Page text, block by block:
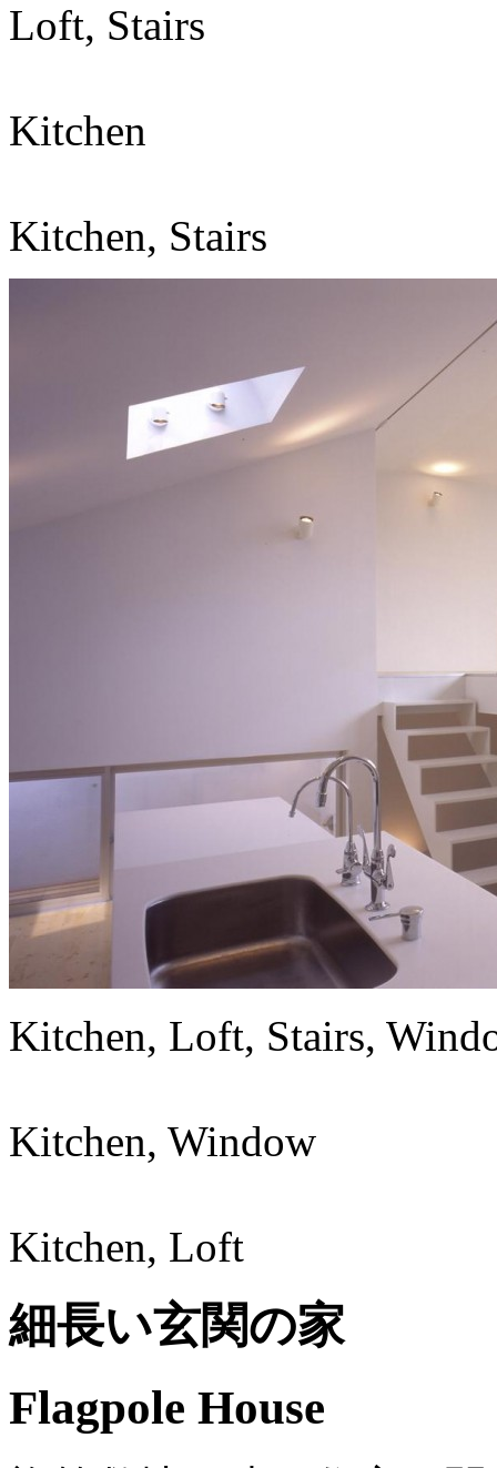
Loft, Stairs
Kitchen
Kitchen, Stairs
Kitchen, Loft, Stairs,
Kitchen, Window
Kitchen, Loft
細長い玄関の家
Flagpole House